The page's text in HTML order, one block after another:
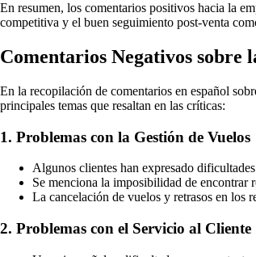
En resumen, los comentarios positivos hacia la
competitiva y el buen seguimiento post-venta
Comentarios Negativos sobre
En la recopilación de comentarios en español
principales temas que resaltan en las críticas:
1. Problemas con la Gestión de Vuelos
Algunos clientes han expresado
Se menciona la imposibilidad de encontrar
La cancelación de vuelos y retrasos en los
2. Problemas con el Servicio al Cliente